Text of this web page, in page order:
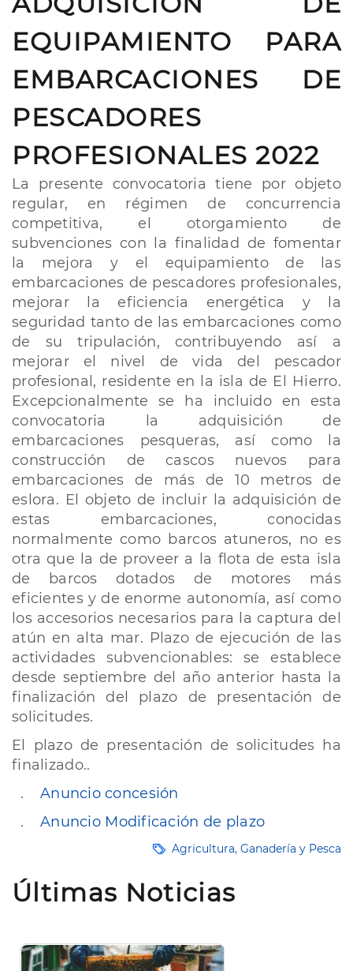
EQUIPAMIENTO PARA
EMBARCACIONES DE
PESCADORES
PROFESIONALES 2022
La presente convocatoria tiene por objeto
regular, en régimen de concurrencia
competitiva, el otorgamiento de
subvenciones con la finalidad de fomentar
la mejora y el equipamiento de las
embarcaciones de pescadores profesionales,
mejorar la eficiencia energética y la
seguridad tanto de las embarcaciones como
de su tripulación, contribuyendo así a
mejorar el nivel de vida del pescador
profesional, residente en la isla de El Hierro.
Excepcionalmente se ha incluido en esta
convocatoria la adquisición de
embarcaciones pesqueras, así como la
construcción de cascos nuevos para
embarcaciones de más de 10 metros de
eslora. El objeto de incluir la adquisición de
estas embarcaciones, conocidas
normalmente como barcos atuneros, no es
otra que la de proveer a la flota de esta isla
de barcos dotados de motores más
eficientes y de enorme autonomía, así como
los accesorios necesarios para la captura del
atún en alta mar. Plazo de ejecución de las
actividades subvencionables: se establece
desde septiembre del año anterior hasta la
finalización del plazo de presentación de
solicitudes.
El plazo de presentación de solicitudes ha
finalizado..
. Anuncio concesión
.
Anuncio Modificación de plazo
Agricultura, Ganadería y Pesca
Últimas Noticias